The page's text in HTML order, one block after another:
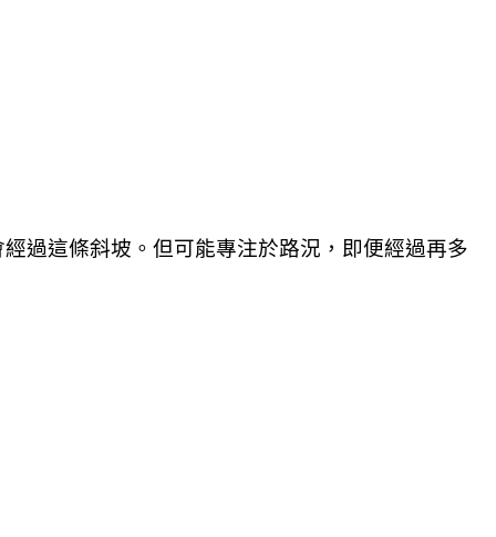
過這條斜坡。但可能專注於路況，即便經過再多